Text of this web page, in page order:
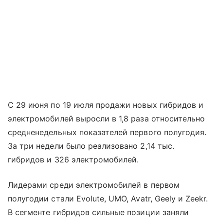
С 29 июня по 19 июля продажи новых гибридов и
электромобилей выросли в 1,8 раза относительно
средненедельных показателей первого полугодия.
За три недели было реализовано 2,14 тыс.
гибридов и 326 электромобилей.
Лидерами среди электромобилей в первом
полугодии стали Evolute, UMO, Avatr, Geely и Zeekr.
В сегменте гибридов сильные позиции заняли